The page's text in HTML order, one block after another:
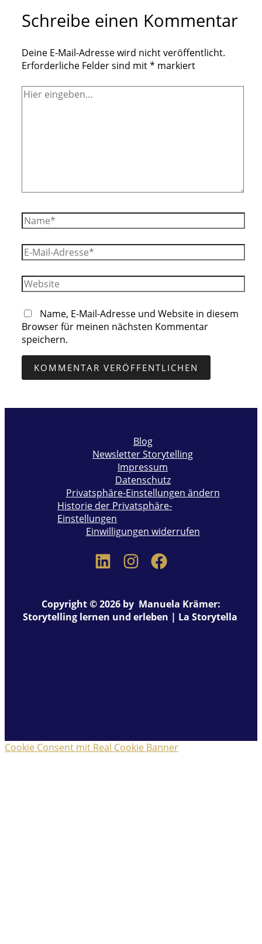
Schreibe einen Kommentar
Deine E-Mail-Adresse wird nicht veröffentlicht.
Erforderliche Felder sind mit* markiert
Hier
Name*
E-
Mail-
Adresse*
Website
Name, E-Mail-Adresse und Website in diesem
Browser für meinen nächsten Kommentar
speichern.
Blog
Newsletter Storytelling
Impressum
Datenschutz
Privatsphäre-Einstellungen ändern
Historie der Privatsphäre-
Einstellungen
Einwilligungen widerrufen
Copyright © 2026 by Manuela Krämer:
Storytelling lernen und erleben | La Storytella
Cookie Consent mit Real Cookie Banner